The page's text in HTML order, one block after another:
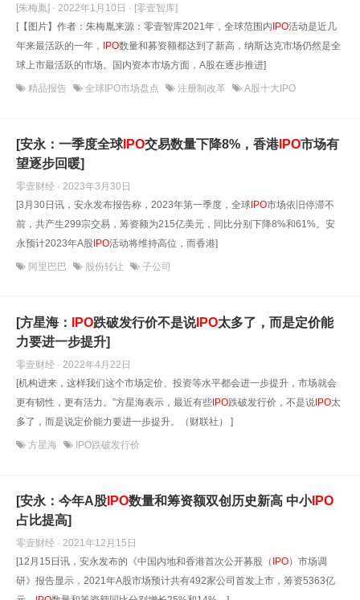
[朱梅胤] · 2022年1月10日 · [零壹智库]
[【图片】作者：朱梅胤来源：零壹智库2021年，全球范围内IPO活动是近几
年来最活跃的一年， IPO数量和募资额都达到了新高，纳斯达克市场仍然是全
球上市最活跃的市场。国内资本市场方面，A股在逐步推进]
精品报告 全球IPO市场盘点 注册制改革 A股十大IPO
[安永：一季度全球IPO交易数量下降8%，香港IPO市场有
望逐步回暖]
零壹财经 · 2023年3月30日
[3月30日讯，安永发布报告称，2023年第一季度，全球IPO市场依旧停滞不
前，共产生299宗交易，筹资额为215亿美元，同比分别下降8%和61%。安
永预计2023年A股IPO活动将维持高位，而香港]
阿里巴巴 股份转让 子公司
[方星海： IPO跌破发行价不是说IPO太多了，而是定价能
力要进一步提升]
零壹财经 · 2022年4月22日
[机构进来，这样我们这个市场定价、投资等水平都会进一步提升，市场就会
更有韧性，更有活力。”方星海表示，最近有些IPO跌破发行价，不是说IPO太
多了，而是说定价能力要进一步提升。（财联社） ]
方星海 IPO跌破发行价
[安永：今年A股 IPO数量和筹资额双创历史新高 中小IPO
占比提高]
零壹财经 · 2021年12月15日
[12月15日讯，安永发布的《中国内地和香港首次公开募股（ IPO）市场调
研》报告显示，2021年A股市场预计共有492家公司首发上市，筹资5363亿